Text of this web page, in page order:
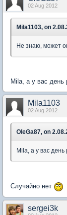
02 Aug 2012
Mila1103, on
Не знаю, может
Mila, а у вас день
Mila1103
02 Aug 2012
OleGa87, on
Mila, а у вас
Случайно нет
sergei3k